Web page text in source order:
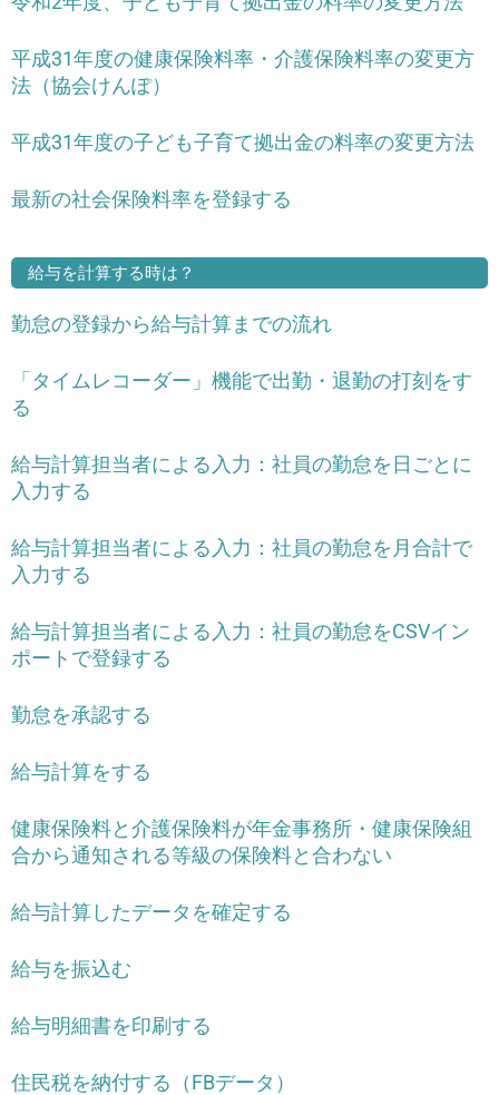
平成31年度の健康保険料率・介護保険料率の変更方
法（協会けんぽ）
平成31年度の子ども子育て拠出金の料率の変更方法
最新の社会保険料率を登録する
給与を計算する時は？
勤怠の登録から給与計算までの流れ
「タイムレコーダー」機能で出勤・退勤の打刻をす
る
給与計算担当者による入力：社員の勤怠を日ごとに
入力する
給与計算担当者による入力：社員の勤怠を月合計で
入力する
給与計算担当者による入力：社員の勤怠をCSVイン
ポートで登録する
勤怠を承認する
給与計算をする
健康保険料と介護保険料が年金事務所・健康保険組
合から通知される等級の保険料と合わない
給与計算したデータを確定する
給与を振込む
給与明細書を印刷する
住民税を納付する（FBデータ）